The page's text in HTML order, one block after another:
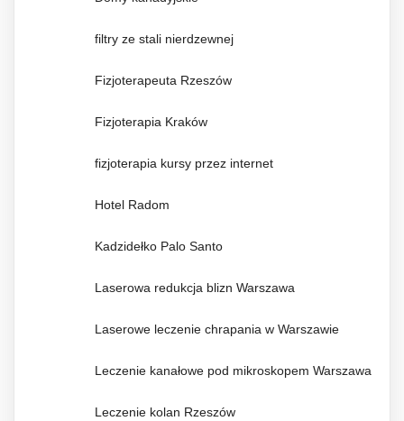
filtry ze stali nierdzewnej
Fizjoterapeuta Rzeszów
Fizjoterapia Kraków
fizjoterapia kursy przez internet
Hotel Radom
Kadzidełko Palo Santo
Laserowa redukcja blizn Warszawa
Laserowe leczenie chrapania w Warszawie
Leczenie kanałowe pod mikroskopem Warszawa
Leczenie kolan Rzeszów